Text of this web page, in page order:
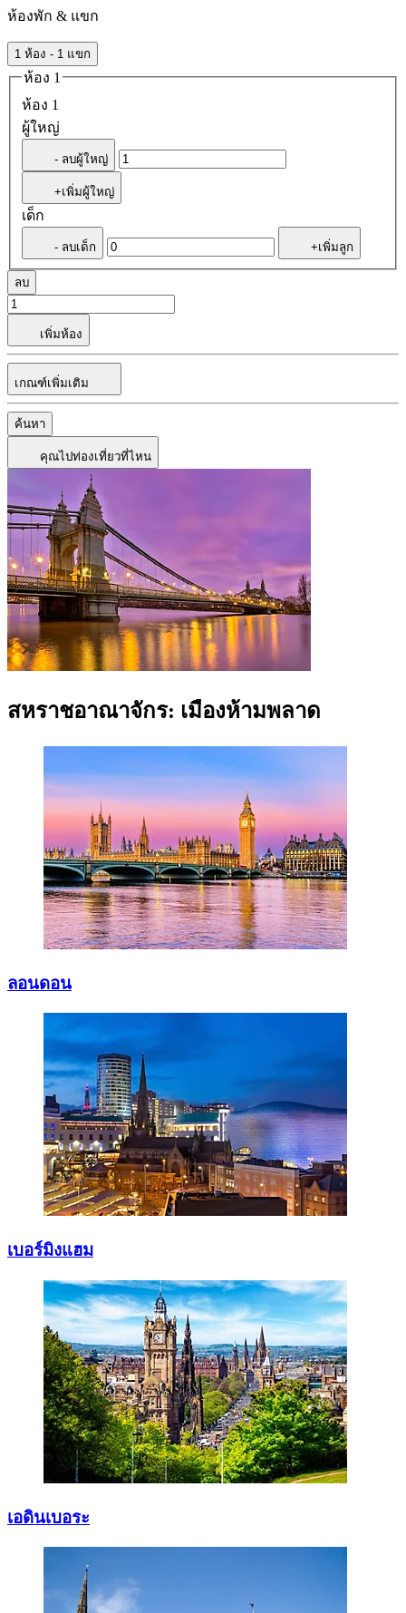
ห้องพัก & แขก
1 ห้อง - 1 แขก
ห้อง 1
ห้อง 1
ผู้ใหญ่
- ลบผู้ใหญ่
+เพิ่มผู้ใหญ่
เด็ก
- ลบเด็ก +เพิ่มลูก
ลบ
เพิ่มห้อง
เกณฑ์เพิ่มเติม
ค้นหา
คุณไปท่องเที่ยวที่ไหน
สหราชอาณาจักร: เมืองห้ามพลาด
ลอนดอน
เบอร์มิงแฮม
เอดินเบอระ